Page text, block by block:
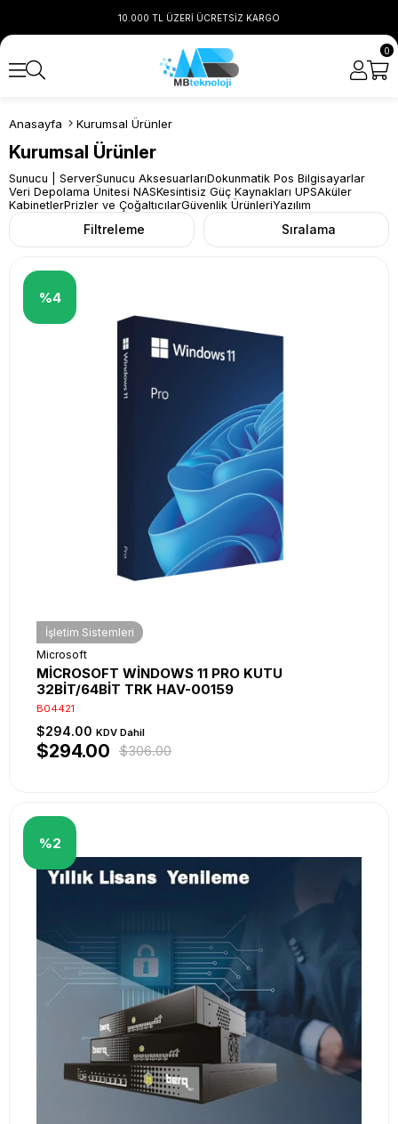
10.000 TL ÜZERİ ÜCRETSİZ KARGO
0
Anasayfa Kurumsal Ürünler
Kurumsal Ürünler
Sunucu | ServerSunucu AksesuarlarıDokunmatik Pos Bilgisayarlar
Veri Depolama Ünitesi NASKesintisiz Güç Kaynakları UPSAküler
KabinetlerPrizler ve ÇoğaltıcılarGüvenlik ÜrünleriYazılım
Filtreleme Sıralama
İşletim Sistemleri
Microsoft
MİCROSOFT WİNDOWS 11 PRO KUTU
32BİT/64BİT TRK HAV-00159
B04421
$294.00 KDV Dahil
$294.00 $306.00
%4
%2